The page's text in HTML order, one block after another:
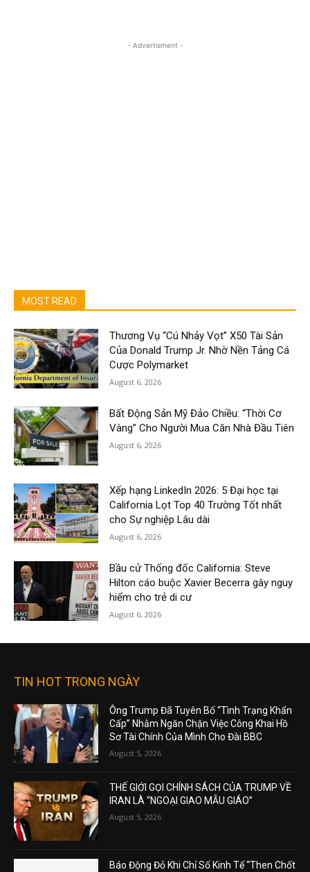
- Advertisment -
MOST READ
Thương Vụ “Cú Nhảy Vọt” X50 Tài Sản
Của Donald Trump Jr. Nhờ Nền Tảng Cá
Cược Polymarket
August 6, 2026
Bất Động Sản Mỹ Đảo Chiều: “Thời Cơ
Vàng” Cho Người Mua Căn Nhà Đầu Tiên
August 6, 2026
Xếp hạng LinkedIn 2026: 5 Đại học tại
California Lọt Top 40 Trường Tốt nhất
cho Sự nghiệp Lâu dài
August 6, 2026
Bầu cử Thống đốc California: Steve
Hilton cáo buộc Xavier Becerra gây nguy
hiểm cho trẻ di cư
August 6, 2026
TIN HOT TRONG NGÀY
Ông Trump Đã Tuyên Bố “Tình Trạng Khẩn
Cấp” Nhằm Ngăn Chặn Việc Công Khai Hồ
Sơ Tài Chính Của Mình Cho Đài BBC
August 5, 2026
THẾ GIỚI GỌI CHÍNH SÁCH CỦA TRUMP VỀ
IRAN LÀ “NGOẠI GIAO MẪU GIÁO”
August 5, 2026
Báo Động Đỏ Khi Chỉ Số Kinh Tế “Then Chốt